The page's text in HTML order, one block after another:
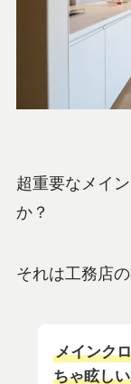
超重要なメイ
か？
それは工務店
メインク
ちゃ眩し